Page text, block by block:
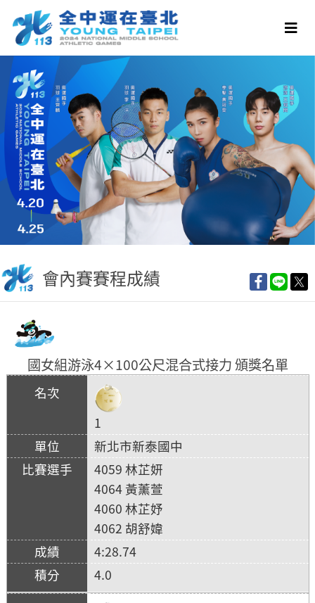
會內賽賽程成績
國女組游泳4×100公尺混合式接力 頒獎名單
1
新北市新泰國中
4059 林芷妍
4064 黃薰萱
4060 林芷妤
4062 胡舒媁
4:28.74
4.0